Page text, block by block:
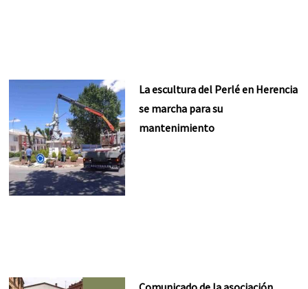
La escultura del Perlé en Herencia
se marcha para su
mantenimiento